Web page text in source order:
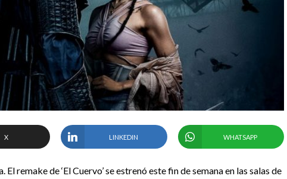
X LINKEDIN WHATSAPP
remake de ‘El Cuervo’ se estrenó este fin de semana en las salas de